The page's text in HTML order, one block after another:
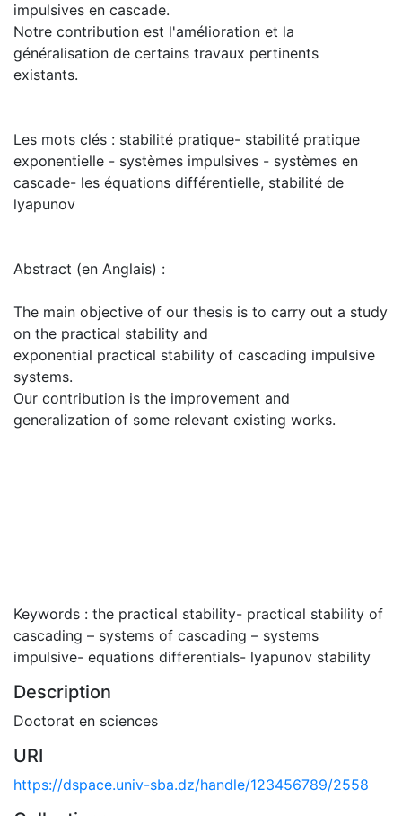
impulsives en cascade.
Notre contribution est l'amélioration et la
généralisation de certains travaux pertinents
existants.
Les mots clés : stabilité pratique- stabilité pratique
exponentielle - systèmes impulsives - systèmes en
cascade- les équations différentielle, stabilité de
lyapunov
Abstract (en Anglais) :
The main objective of our thesis is to carry out a study
on the practical stability and
exponential practical stability of cascading impulsive
systems.
Our contribution is the improvement and
generalization of some relevant existing works.
Keywords : the practical stability- practical stability of
cascading – systems of cascading – systems
impulsive- equations differentials- lyapunov stability
Description
Doctorat en sciences
URI
https://dspace.univ-sba.dz/handle/123456789/2558